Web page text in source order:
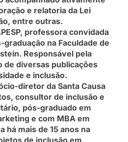
e relatoria da Lei
entre outras.
professora convidada
na Faculdade de
Responsável pela
de diversas publicações
e inclusão.
diretor da Santa Causa
consultor de inclusão e
pós-graduado em
e com MBA em
há mais de 15 anos na
de inclusão em